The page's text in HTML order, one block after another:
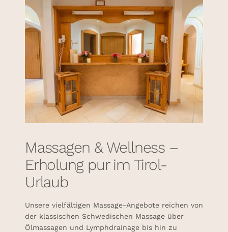
Massagen & Wellness –
Erholung pur im Tirol-
Urlaub
Unsere vielfältigen Massage-Angebote reichen von
der klassischen Schwedischen Massage über
Ölmassagen und Lymphdrainage bis hin zu